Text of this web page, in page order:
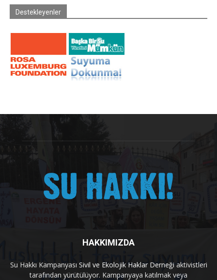
Destekleyenler
HAKKIMIZDA
Su Hakkı Kampanyası Sivil ve Ekolojik Haklar Derneği aktivistleri
tarafından yürütülüyor. Kampanyaya katılmak veya